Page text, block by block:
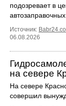
подозревает в
автозаправочных
Источник:
06.08.2026
на севере
На севере
совершил